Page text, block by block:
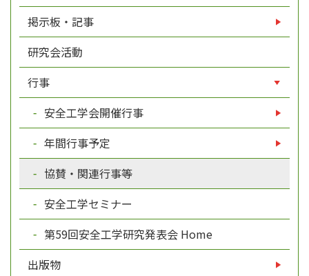
掲示板・記事
研究会活動
行事
安全工学会開催行事
年間行事予定
協賛・関連行事等
安全工学セミナー
第59回安全工学研究発表会 Home
出版物